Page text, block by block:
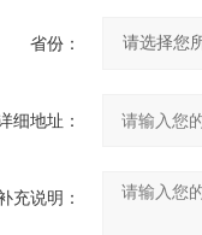
省份：
细地址：
充说明：